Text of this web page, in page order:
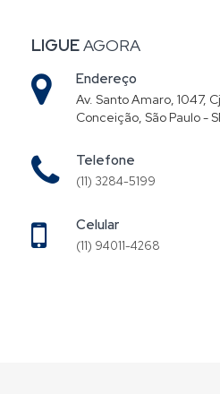
LIGUEAGORA
Endereço
Av. Santo Amaro, 1047,
Conceição, São Paulo -
Telefone
(11) 3284-5199
Celular
(11) 94011-4268